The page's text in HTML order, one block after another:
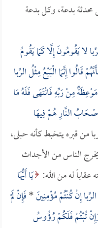
محدثة بدعة، وكل بدعة
لا يَقُومُونَ إِلَّا كَمَا يَقُومُ
إِنَّمَا الْبَيْعُ مِثْلُ الرِّبا
مِنْ رَبِّهِ فَانْتَهَى فَلَهُ مَا
النَّارِ هُمْ فِيهَا
الربا من قبره يتخبط كأنه حبلى،
يخرج الناس من الأجداث
له من الله: يَا أَيُّهَا
إِنْ كُنْتُمْ مُؤْمِنِينَ*فَإِنْ لَمْ
تُبْتُمْ فَلَكُمْ رُؤُوسُ